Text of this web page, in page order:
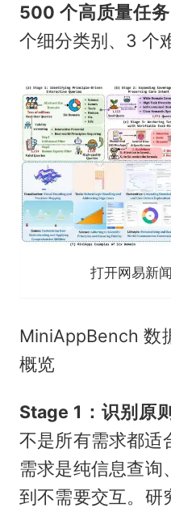
500 个高质量任务
个细分类别、3 个
打开网易新
MiniAppBench 数
概览
Stage 1：识别原
不是所有需求都适
需求是纯信息查询
到不需要交互。研